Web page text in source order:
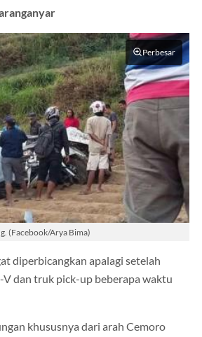
Perbesar
(Facebook/Arya Bima)
diperbicangkan apalagi setelah
V dan truk pick-up beberapa waktu
khususnya dari arah Cemoro